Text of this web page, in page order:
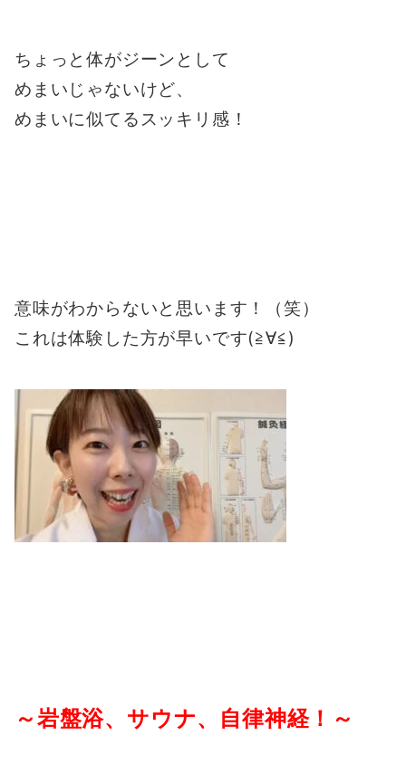
ちょっと体がジーンとして
めまいじゃないけど、
めまいに似てるスッキリ感！
意味がわからないと思います！（笑）
これは体験した方が早いです(≧∀≦)
～岩盤浴、サウナ、自律神経！～